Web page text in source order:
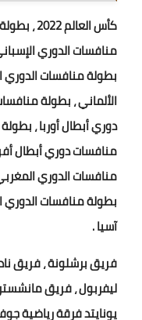
كأس
منافسات الدوري
بطولة منافسات الدوري
الألماني ، بطولة
دوري أبطال أوربا ،
منافسات دوري أبطال
منافسات الدوري
بطولة منافسات
آسيا .
فريق برشلونة ، فريق
ليفربول ، فريق
يونايتد فرقة رياضية